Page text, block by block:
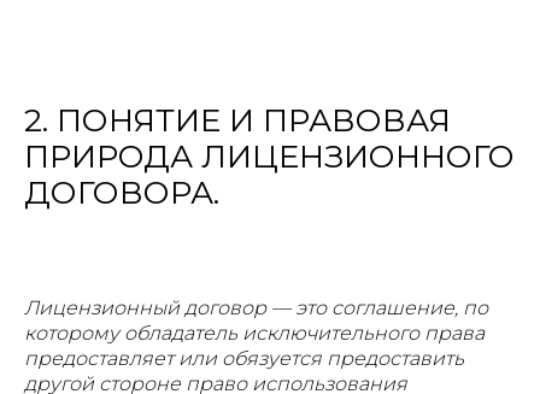
2. ПОНЯТИЕ И ПРАВОВАЯ
ПРИРОДА ЛИЦЕНЗИОННОГО
ДОГОВОРА.
Лицензионный договор — это соглашение, по
которому обладатель исключительного права
предоставляет или обязуется предоставить
другой стороне право использования